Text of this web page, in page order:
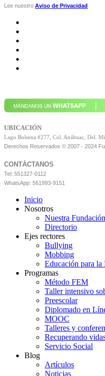
Lee nuestro Aviso de Privacidad
UBICACIÓN
Lago Bolsena #277, Col. Anáhuac, Del.
Derechos Reservados © 2007 - 2024
CONTÁCTANOS
Tel: 551327-0112
WhatsApp: 561993-9151
Inicio
Nosotros
Nuestra Fundación
Directorio
Ejes rectores
Bullying
Mobbing
Educación para la
Programas
Método FEM
Taller intensivo
Preescolar
Diplomado en
MOOC
Talleres y
Recuperando
Servicio Social
Blog
Artículos
Noticias